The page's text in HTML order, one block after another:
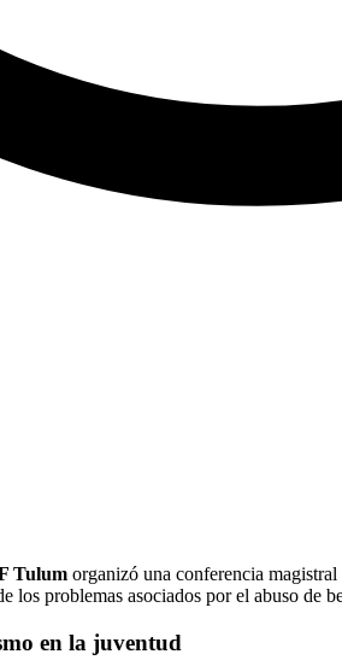
Tulum organizó una conferencia
los problemas asociados por el abuso de
en la juventud